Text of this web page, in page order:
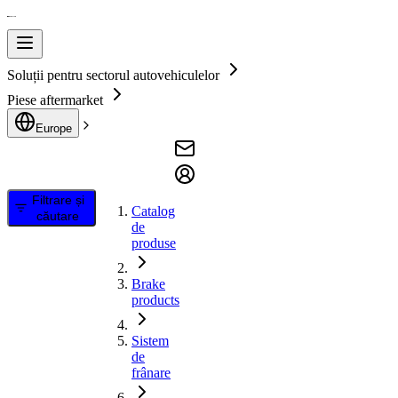
Soluții pentru sectorul autovehiculelor
Piese aftermarket
Europe
Filtrare și
căutare
Catalog
de
produse
Brake
products
Sistem
de
frânare